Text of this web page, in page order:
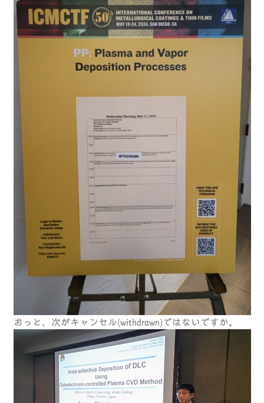
おっと、次がキャンセル(withdrawn)ではないですか。